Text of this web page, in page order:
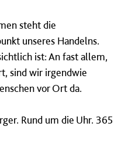
steht die
unseres Handelns.
ist: An fast allem,
sind wir irgendwie
vor Ort da.
Rund um die Uhr. 365